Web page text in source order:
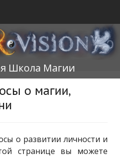
Школа Магии
о магии,
о развитии личности и
странице вы можете